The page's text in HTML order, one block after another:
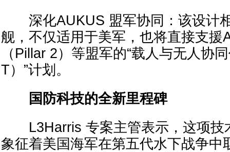
深化AUKUS 盟军协同：该设计
舰，不仅适用于美军，也将直接支援
（Pillar 2）等盟军的“载人与无人协
T）”计划。
国防科技的全新里程碑
L3Harris 专案主管表示，这项技
象征着美国海军在第五代水下战争中